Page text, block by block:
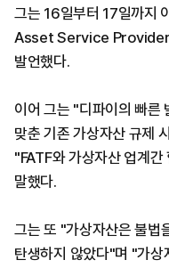
그는 16일부터 17일까지
Asset Service
발언했다.
이어 그는 "디파이의 빠른
맞춘 기존 가상자산 규제
"FATF와 가상자산 업계
말했다.
그는 또 "가상자산은 불법
탄생하지 않았다"며 "가상